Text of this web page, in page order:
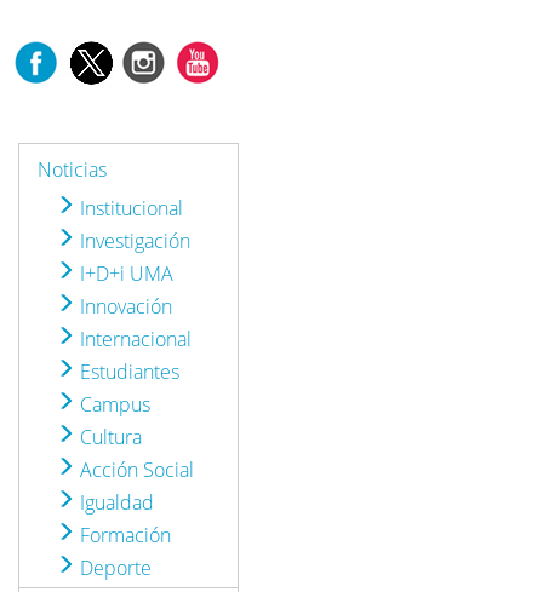
Noticias
Institucional
Investigación
I+D+i UMA
Innovación
Internacional
Estudiantes
Campus
Cultura
Acción Social
Igualdad
Formación
Deporte